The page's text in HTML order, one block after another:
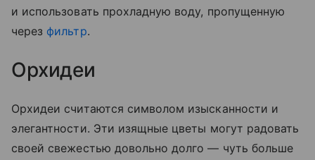
и использовать прохладную воду, пропущенную
через фильтр.
Орхидеи
Орхидеи считаются символом изысканности и
элегантности. Эти изящные цветы могут радовать
своей свежестью довольно долго — чуть больше